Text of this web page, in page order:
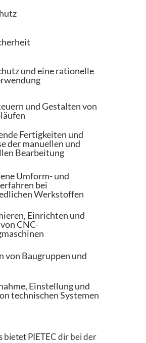
und Gestalten von
Fertigkeiten und
der manuellen und
Bearbeitung
Umform- und
bei
Werkstoffen
Einrichten und
CNC-
von Baugruppen und
Einstellung und
technischen Systemen
und eine rationelle
bietet PIETEC dir bei der